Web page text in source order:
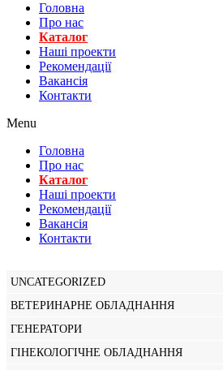
Головна
Про нас
Каталог
Нашi проекти
Рекомендації
Вакансiя
Контакти
Menu
Головна
Про нас
Каталог
Нашi проекти
Рекомендації
Вакансiя
Контакти
UNCATEGORIZED
ВЕТЕРИНАРНЕ ОБЛАДНАННЯ
ГЕНЕРАТОРИ
ГІНЕКОЛОГІЧНЕ ОБЛАДНАННЯ